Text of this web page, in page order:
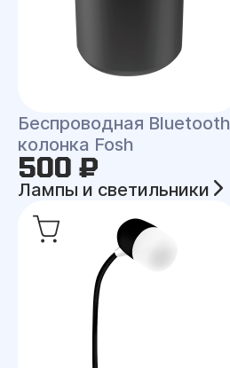
Беспроводная Bluetooth
колонка Fosh
500 ₽
Лампы и светильники